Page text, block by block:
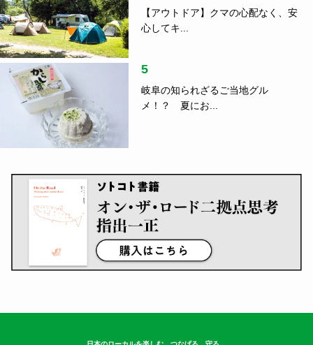
【アウトドア】クマの心配なく、安
心してキ...
5
岐阜の知られざるご当地グル
メ！？ 夏にお...